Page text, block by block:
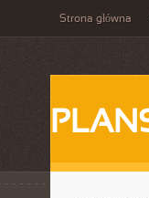
Strona główna